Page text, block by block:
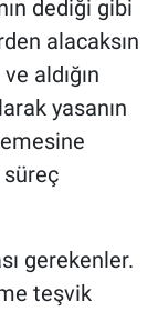
dediği gibi
alacaksın
aldığın
yasanın
gerekenler.
teşvik